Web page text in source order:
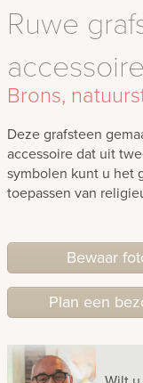
Ruwe
accessoire
Brons,
Deze grafsteen
accessoire dat uit
symbolen kunt u het
toepassen van
Bewaar
Plan een